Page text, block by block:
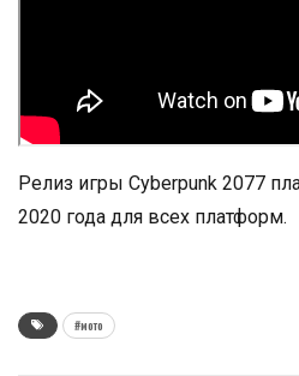
Релиз игры Cyberpunk 2077
2020 года для всех платформ.
#мото